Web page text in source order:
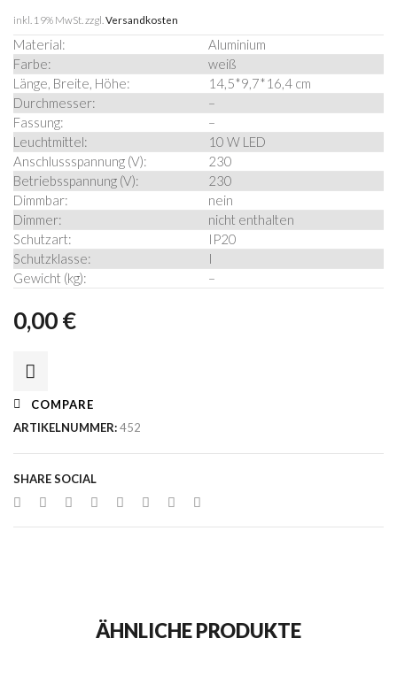
inkl. 19% MwSt. zzgl. Versandkosten
Material:
Aluminium
Farbe:
weiß
Länge, Breite, Höhe:
14,5*9,7*16,4 cm
Durchmesser:
–
Fassung:
–
Leuchtmittel:
10 W LED
Anschlussspannung (V):
230
Betriebsspannung (V):
230
Dimmbar:
nein
Dimmer:
nicht enthalten
Schutzart:
IP20
Schutzklasse:
I
Gewicht (kg):
–
0,00€
COMPARE
ARTIKELNUMMER:452
SHARE SOCIAL
ÄHNLICHE PRODUKTE